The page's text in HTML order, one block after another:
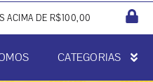
ACIMA DE R$100,00
CATEGORIAS